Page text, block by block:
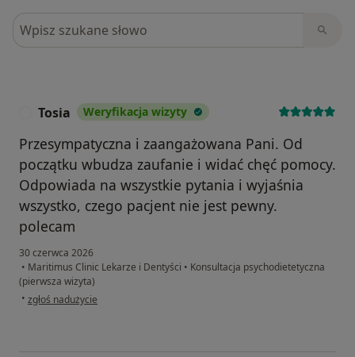
Szukaj w opiniach
Tosia Weryfikacja wizyty
Przesympatyczna i zaangażowana Pani. Od
początku wbudza zaufanie i widać chęć pomocy.
Odpowiada na wszystkie pytania i wyjaśnia
wszystko, czego pacjent nie jest pewny.
polecam
30 czerwca 2026
• Maritimus Clinic Lekarze i Dentyści • Konsultacja psychodietetyczna
(pierwsza wizyta)
• w opinii użytkownika Tosia
zgłoś nadużycie